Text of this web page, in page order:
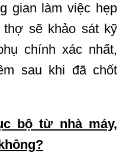
gian làm việc hẹp
thợ sẽ khảo sát kỹ
chính xác nhất,
sau khi đã chốt
bộ từ nhà máy,